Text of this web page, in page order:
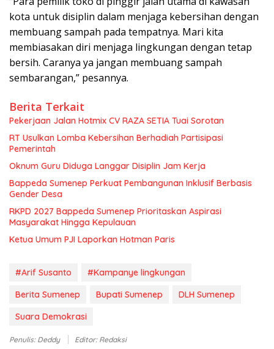
kota untuk disiplin dalam menjaga kebersihan dengan
membuang sampah pada tempatnya. Mari kita
membiasakan diri menjaga lingkungan dengan tetap
bersih. Caranya ya jangan membuang sampah
sembarangan,” pesannya.
Berita Terkait
Pekerjaan Jalan Hotmix CV RAZA SETIA Tuai Sorotan
RT Usulkan Lomba Kebersihan Berhadiah Partisipasi
Pemerintah
Oknum Guru Diduga Langgar Disiplin Jam Kerja
Bappeda Sumenep Perkuat Pembangunan Inklusif Berbasis
Gender Desa
RKPD 2027 Bappeda Sumenep Prioritaskan Aspirasi
Masyarakat Hingga Kepulauan
Ketua Umum PJI Laporkan Hotman Paris
#Arif Susanto
#Kampanye lingkungan
Berita Sumenep
Bupati Sumenep
DLH Sumenep
Suara Demokrasi
Penulis: Deddy Editor: Redaksi